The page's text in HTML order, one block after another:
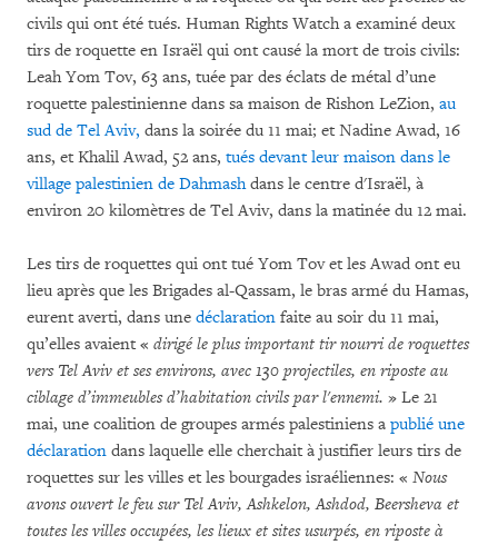
civils qui ont été tués. Human Rights Watch a examiné deux
tirs de roquette en Israël qui ont causé la mort de trois civils:
Leah Yom Tov, 63 ans, tuée par des éclats de métal d’une
roquette palestinienne dans sa maison de Rishon LeZion, au
sud de Tel Aviv, dans la soirée du 11 mai; et Nadine Awad, 16
ans, et Khalil Awad, 52 ans, tués devant leur maison dans le
village palestinien de Dahmashdans le centre d'Israël, à
environ 20 kilomètres de Tel Aviv, dans la matinée du 12 mai.
Les tirs de roquettes qui ont tué Yom Tov et les Awad ont eu
lieu après que les Brigades al-Qassam, le bras armé du Hamas,
eurent averti, dans une déclaration faite au soir du 11 mai,
qu’elles avaient « dirigé le plus important tir nourri de roquettes
vers Tel Aviv et ses environs, avec 130 projectiles, en riposte au
ciblage d’immeubles d’habitation civils par l'ennemi. » Le 21
mai, une coalition de groupes armés palestiniens a publié une
déclaration dans laquelle elle cherchait à justifier leurs tirs de
roquettes sur les villes et les bourgades israéliennes: « Nous
avons ouvert le feu sur Tel Aviv, Ashkelon, Ashdod, Beersheva et
toutes les villes occupées, les lieux et sites usurpés, en riposte à